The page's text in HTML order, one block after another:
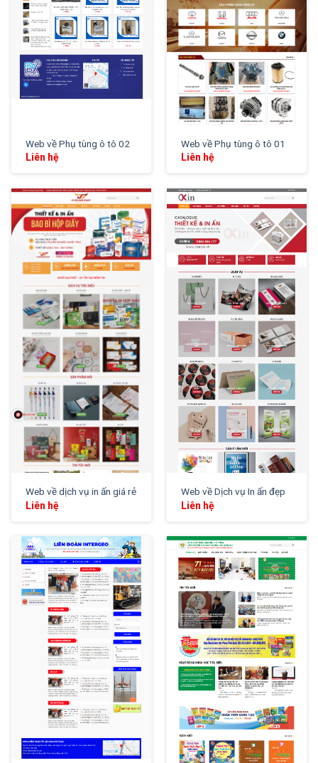
Web về Phụ tùng ô tô 02
Liên hệ
Web về Phụ tùng ô tô 01
Liên hệ
Web về dịch vụ in ấn giá rẻ
Liên hệ
XEM THỬ
Web về Dịch vụ In ấn đẹp
Liên hệ
XEM THỬ
XEM THỬ XEM THỬ